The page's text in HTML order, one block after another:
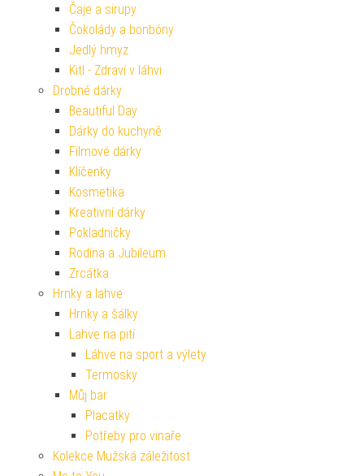
Čaje a sirupy
Čokolády a bonbóny
Jedlý hmyz
Kitl - Zdraví v láhvi
Drobné dárky
Beautiful Day
Dárky do kuchyně
Filmové dárky
Klíčenky
Kosmetika
Kreativní dárky
Pokladničky
Rodina a Jubileum
Zrcátka
Hrnky a lahve
Hrnky a šálky
Lahve na pití
Láhve na sport a výlety
Termosky
Můj bar
Placatky
Potřeby pro vinaře
Kolekce Mužská záležitost